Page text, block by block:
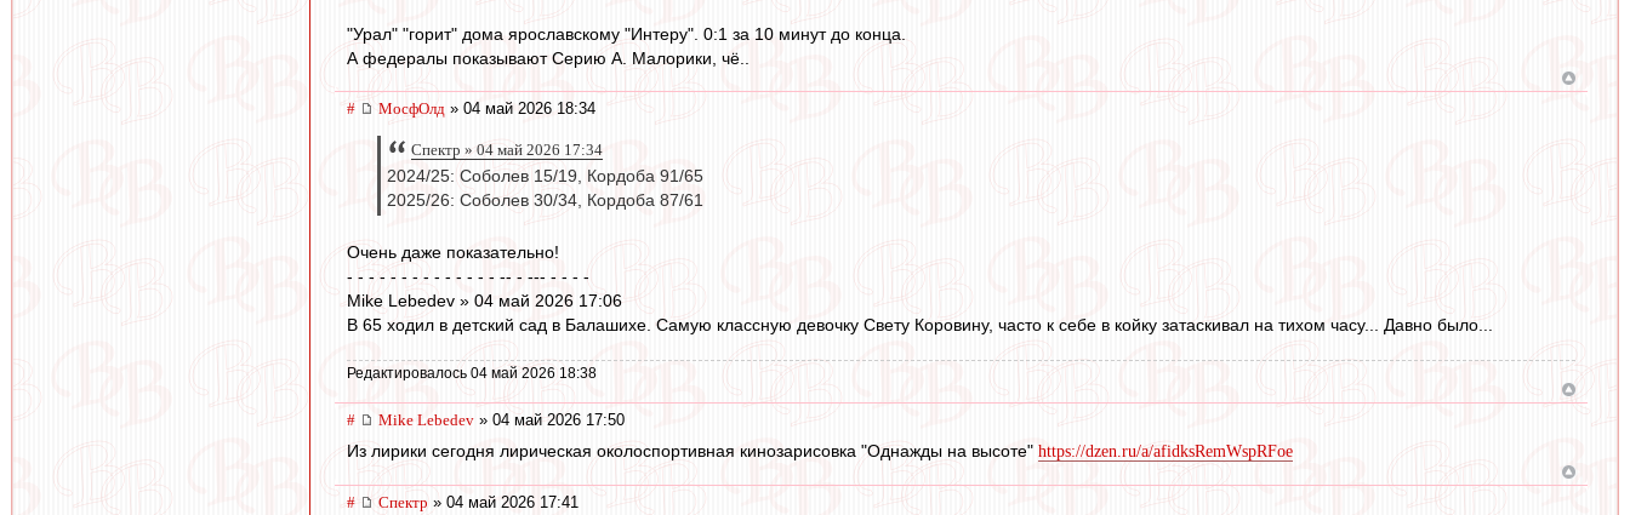
"Урал" "горит" дома ярославскому "Интеру". 0:1 за 10 минут до конца.
А федералы показывают Серию А. Малорики, чё..
# МосфОлд » 04 май 2026 18:34
Спектр » 04 май 2026 17:34
2024/25: Соболев 15/19, Кордоба 91/65
2025/26: Соболев 30/34, Кордоба 87/61
Очень даже показательно!
- - - - - - - - - - - - - - -- - --- - - - -
Mike Lebedev » 04 май 2026 17:06
В 65 ходил в детский сад в Балашихе. Самую классную девочку Свету Коровину, часто к себе в койку затаскивал на тихом часу... Давно было...
Редактировалось 04 май 2026 18:38
# Mike Lebedev » 04 май 2026 17:50
Из лирики сегодня лирическая околоспортивная кинозарисовка "Однажды на высоте" https://dzen.ru/a/afidksRemWspRFoe
# Спектр » 04 май 2026 17:41